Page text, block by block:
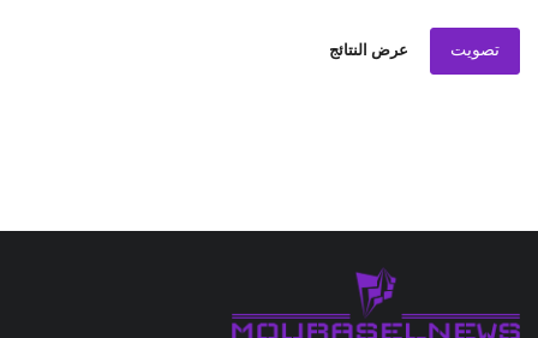
تصويت عرض النتائج